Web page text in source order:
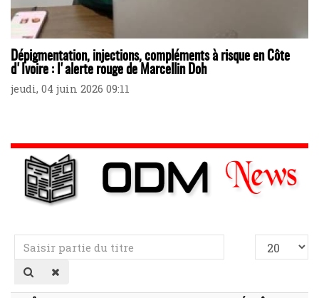
Dépigmentation, injections, compléments à risque en Côte
d'Ivoire : l'alerte rouge de Marcellin Doh
jeudi, 04 juin 2026 09:11
Saisir
partie
du
titre
Afficher
#